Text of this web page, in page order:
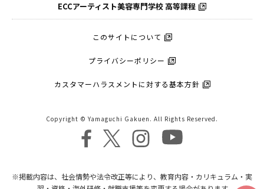
ECCアーティスト美容専門学校 高等課程
このサイトについて
プライバシーポリシー
カスタマーハラスメントに対する基本方針
Copyright © Yamaguchi Gakuen. All Rights Reserved.
※掲載内容は、社会情勢や法令改正等により、教育内容・カリキュラム・実